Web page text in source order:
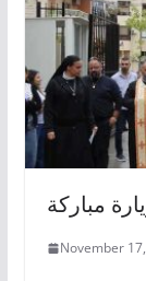
مباركة
November